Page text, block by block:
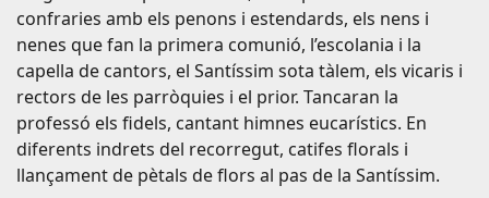
confraries amb els penons i estendards, els nens i
nenes que fan la primera comunió, l’escolania i la
capella de cantors, el Santíssim sota tàlem, els vicaris i
rectors de les parròquies i el prior. Tancaran la
professó els fidels, cantant himnes eucarístics. En
diferents indrets del recorregut, catifes florals i
llançament de pètals de flors al pas de la Santíssim.